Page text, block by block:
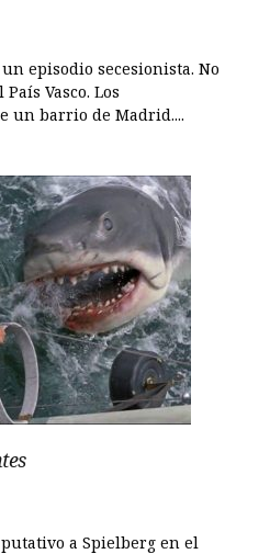
episodio secesionista. No
Vasco. Los
un barrio de Madrid....
a Spielberg en el